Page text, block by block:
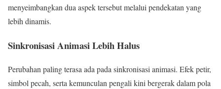
menyeimbangkan dua aspek tersebut melalui pendekatan yang
lebih dinamis.
Sinkronisasi Animasi Lebih Halus
Perubahan paling terasa ada pada sinkronisasi animasi. Efek petir,
simbol pecah, serta kemunculan pengali kini bergerak dalam pola